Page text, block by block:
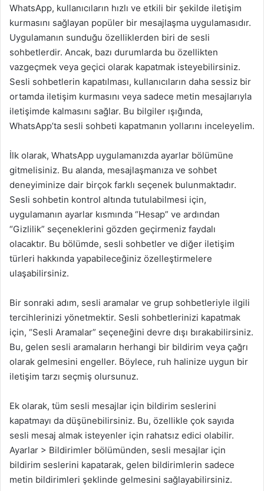
WhatsApp, kullanıcıların hızlı ve etkili bir şekilde iletişim
kurmasını sağlayan popüler bir mesajlaşma uygulamasıdır.
Uygulamanın sunduğu özelliklerden biri de sesli
sohbetlerdir. Ancak, bazı durumlarda bu özellikten
vazgeçmek veya geçici olarak kapatmak isteyebilirsiniz.
Sesli sohbetlerin kapatılması, kullanıcıların daha sessiz bir
ortamda iletişim kurmasını veya sadece metin mesajlarıyla
iletişimde kalmasını sağlar. Bu bilgiler ışığında,
WhatsApp’ta sesli sohbeti kapatmanın yollarını inceleyelim.
İlk olarak, WhatsApp uygulamanızda ayarlar bölümüne
gitmelisiniz. Bu alanda, mesajlaşmanıza ve sohbet
deneyiminize dair birçok farklı seçenek bulunmaktadır.
Sesli sohbetin kontrol altında tutulabilmesi için,
uygulamanın ayarlar kısmında “Hesap” ve ardından
“Gizlilik” seçeneklerini gözden geçirmeniz faydalı
olacaktır. Bu bölümde, sesli sohbetler ve diğer iletişim
türleri hakkında yapabileceğiniz özelleştirmelere
ulaşabilirsiniz.
Bir sonraki adım, sesli aramalar ve grup sohbetleriyle ilgili
tercihlerinizi yönetmektir. Sesli sohbetlerinizi kapatmak
için, “Sesli Aramalar” seçeneğini devre dışı bırakabilirsiniz.
Bu, gelen sesli aramaların herhangi bir bildirim veya çağrı
olarak gelmesini engeller. Böylece, ruh halinize uygun bir
iletişim tarzı seçmiş olursunuz.
Ek olarak, tüm sesli mesajlar için bildirim seslerini
kapatmayı da düşünebilirsiniz. Bu, özellikle çok sayıda
sesli mesaj almak isteyenler için rahatsız edici olabilir.
Ayarlar > Bildirimler bölümünden, sesli mesajlar için
bildirim seslerini kapatarak, gelen bildirimlerin sadece
metin bildirimleri şeklinde gelmesini sağlayabilirsiniz.